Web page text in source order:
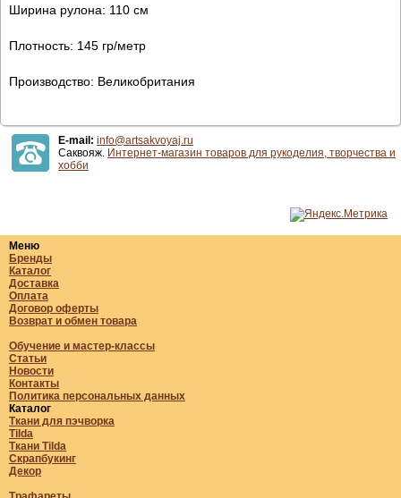
Ширина рулона: 110 см
Плотность: 145 гр/метр
Производство: Великобритания
E-mail: info@artsakvoyaj.ru
Саквояж. Интернет-магазин товаров для рукоделия, творчества и
хобби
Меню
Бренды
Каталог
Доставка
Оплата
Договор оферты
Возврат и обмен товара
Обучение и мастер-классы
Статьи
Новости
Контакты
Политика персональных данных
Каталог
Ткани для пэчворка
Tilda
Ткани Tilda
Скрапбукинг
Декор